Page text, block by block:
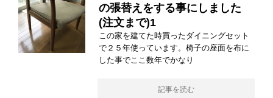
の張替えをする事にしました
(注文まで)1
この家を建てた時買ったダイニングセット
で２５年使っています。椅子の座面を布に
した事でここ数年でかなり
記事を読む